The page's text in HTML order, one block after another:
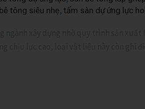
tông siêu nhẹ, tấm sàn dự ứng lực